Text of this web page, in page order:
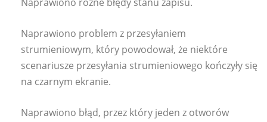
Naprawiono problem z przesyłaniem
strumieniowym, który powodował, że niektóre
scenariusze przesyłania strumieniowego kończyły się
na czarnym ekranie.
Naprawiono błąd, przez który jeden z otworów